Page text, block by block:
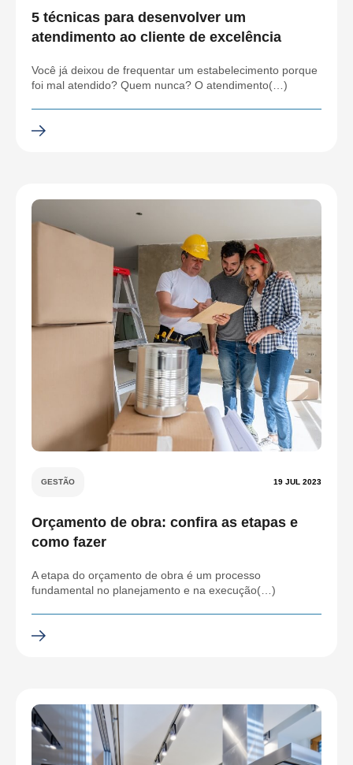
5 técnicas para desenvolver um
atendimento ao cliente de excelência
Você já deixou de frequentar um estabelecimento porque
foi mal atendido? Quem nunca? O atendimento(…)
GESTÃO 19 JUL 2023
Orçamento de obra: confira as etapas e
como fazer
A etapa do orçamento de obra é um processo
fundamental no planejamento e na execução(…)